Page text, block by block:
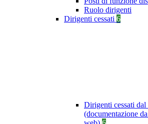
Ruolo dirigenti
Dirigenti cessati 6
Dirigenti cessati
(documentazione